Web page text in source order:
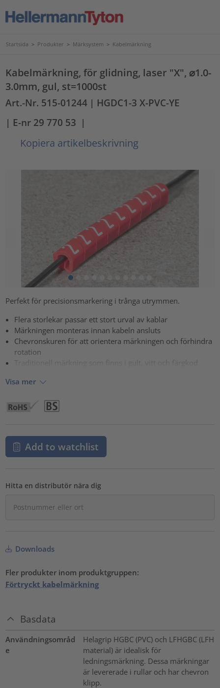
Startsida > Produkter > Märksystem > Kabelmärkning
Kabelmärkning, för glidning, laser "X", ⌀1.0-
3.0mm, gul, st=1000st
Art.-Nr. 515-01244 | HGDC1-3 X-PVC-YE
| E-nr 29 770 53 |
Kopiera artikelbeskrivning
Perfekt för precisionsmarkering i trånga utrymmen.
Flera storlekar passar ett stort urval av kablar
Märkningen monteras innan kabeln ansluts
Chevronskuren för att orientera märkningen och förhindra
rotation
Traditionell märkning som finns i gult, vitt och färgkod
Visa mer
Add to watchlist
Hitta en distributör nära dig
Downloads
Fler produkter inom produktgruppen:
Förtryckt kabelmärkning
Basdata
Användningsområd
e
Helagrip HGBC (PVC) och LFHGBC (LFH
material) är idealisk för
ledningsmärkning. Dessa märkningar
är levererade i rullar och har chevron
klipp.